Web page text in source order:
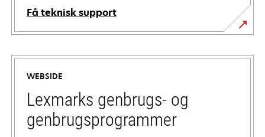
Få teknisk support
opens
in
new
tab
WEBSIDE
Lexmarks genbrugs- og
genbrugsprogrammer